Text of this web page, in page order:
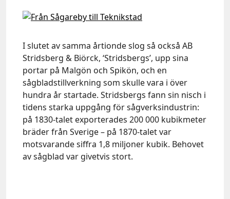
I slutet av samma årtionde slog så också AB
Stridsberg & Biörck, ‘Stridsbergs’, upp sina
portar på Malgön och Spikön, och en
sågbladstillverkning som skulle vara i över
hundra år startade. Stridsbergs fann sin nisch i
tidens starka uppgång för sågverksindustrin:
på 1830-talet exporterades 200 000 kubikmeter
bräder från Sverige – på 1870-talet var
motsvarande siffra 1,8 miljoner kubik. Behovet
av sågblad var givetvis stort.